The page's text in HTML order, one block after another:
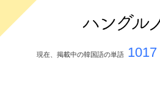
現在、掲載中の韓国語の単語 1017